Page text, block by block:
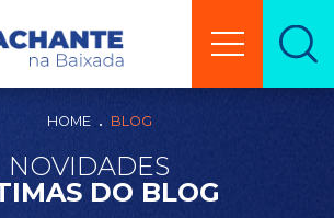
HOME BLOG
NOVIDADES
DO BLOG